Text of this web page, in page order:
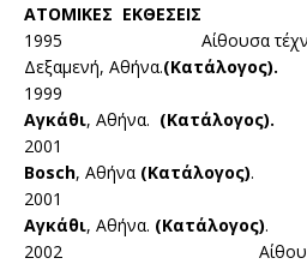
ΑΤΟΜΙΚΕΣ ΕΚΘΕΣΕΙΣ
1995 Αίθουσα
Δεξαμενή, Αθήνα.(Κατάλογος).
1999 Αίθουσα
Αγκάθι, Αθήνα. (Κατάλογος).
2001
Βosch, Αθήνα (Κατάλογος).
2001
Αγκάθι, Αθήνα. (Κατάλογος).
2002 Αίθουσα